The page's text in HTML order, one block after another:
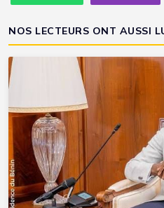
NOS LECTEURS ONT AUSSI